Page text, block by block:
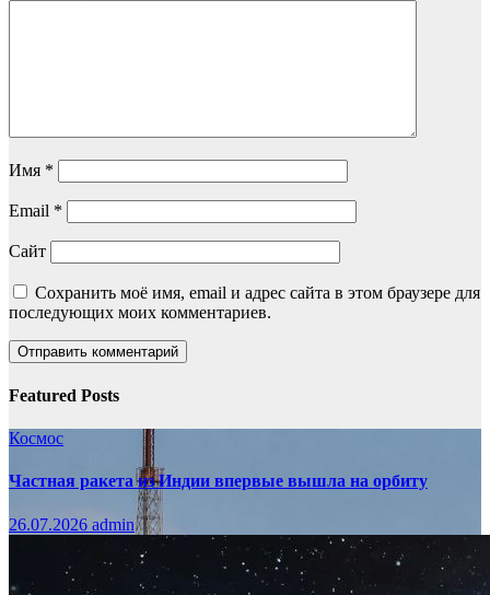
Имя *
Email *
Сайт
Сохранить моё имя, email и адрес сайта в этом браузере для
последующих моих комментариев.
Featured Posts
Космос
Частная ракета из Индии впервые вышла на орбиту
26.07.2026 admin